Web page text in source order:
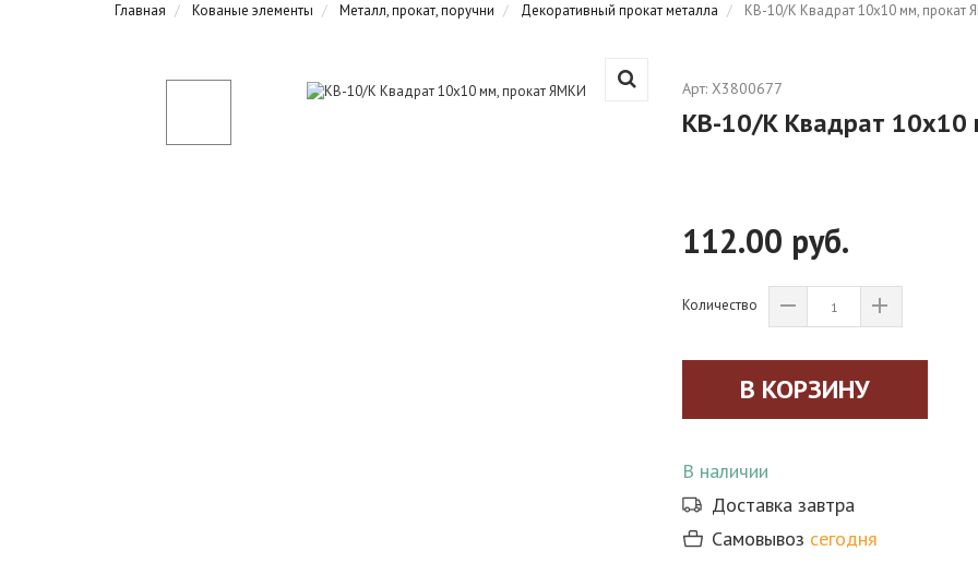
Главная Кованые элементы Металл, прокат, поручни Декоративный прокат металла КВ-10/К Квадрат 10х10 мм, прокат
Арт:X3800677
КВ-10/К Квадрат 10х10
112.00 руб.
Количество
В наличии
Доставка завтра
Самовывоз сегодня